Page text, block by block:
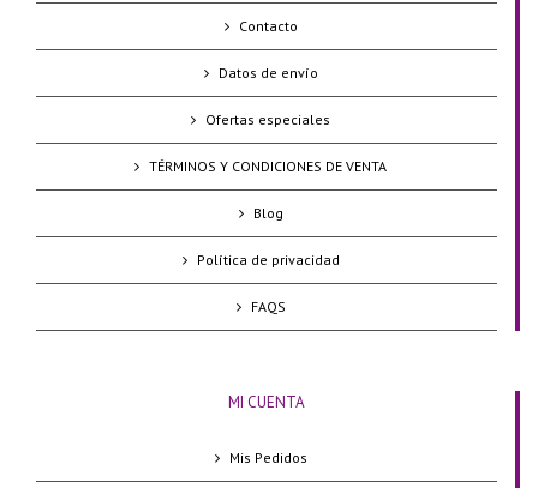
Contacto
Datos de envío
Ofertas especiales
TÉRMINOS Y CONDICIONES DE VENTA
Blog
Política de privacidad
FAQS
MI CUENTA
Mis Pedidos